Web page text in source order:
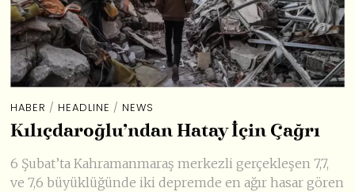
HABER / HEADLINE / NEWS
Kılıçdaroğlu’ndan Hatay İçin Çağrı
6 Şubat’ta Kahramanmaraş merkezli gerçekleşen 7,7,
ve 7,6 büyüklüğünde iki depremde en ağır hasar gören